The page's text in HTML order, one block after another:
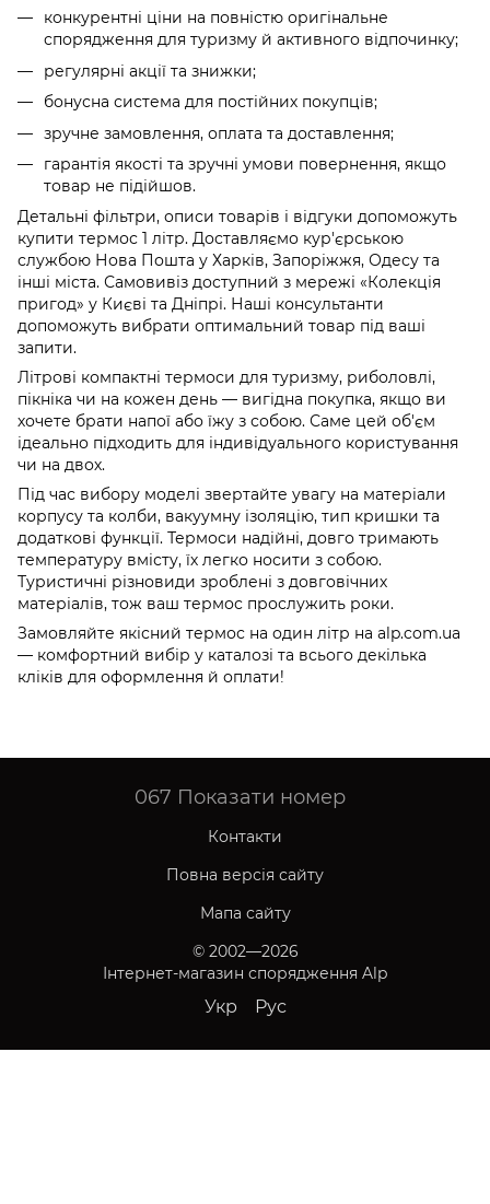
конкурентні ціни на повністю оригінальне
спорядження для туризму й активного відпочинку;
регулярні акції та знижки;
бонусна система для постійних покупців;
зручне замовлення, оплата та доставлення;
гарантія якості та зручні умови повернення, якщо
товар не підійшов.
Детальні фільтри, описи товарів і відгуки допоможуть
купити термос 1 літр. Доставляємо кур'єрською
службою Нова Пошта у Харків, Запоріжжя, Одесу та
інші міста. Самовивіз доступний з мережі «Колекція
пригод» у Києві та Дніпрі. Наші консультанти
допоможуть вибрати оптимальний товар під ваші
запити.
Літрові компактні термоси для туризму, риболовлі,
пікніка чи на кожен день — вигідна покупка, якщо ви
хочете брати напої або їжу з собою. Саме цей об'єм
ідеально підходить для індивідуального користування
чи на двох.
Під час вибору моделі звертайте увагу на матеріали
корпусу та колби, вакуумну ізоляцію, тип кришки та
додаткові функції. Термоси надійні, довго тримають
температуру вмісту, їх легко носити з собою.
Туристичні різновиди зроблені з довговічних
матеріалів, тож ваш термос прослужить роки.
Замовляйте якісний термос на один літр на alp.com.ua
— комфортний вибір у каталозі та всього декілька
кліків для оформлення й оплати!
067 Показати номер
Контакти
Повна версія сайту
Мапа сайту
© 2002—2026
Інтернет-магазин спорядження Alp
Укр Рус